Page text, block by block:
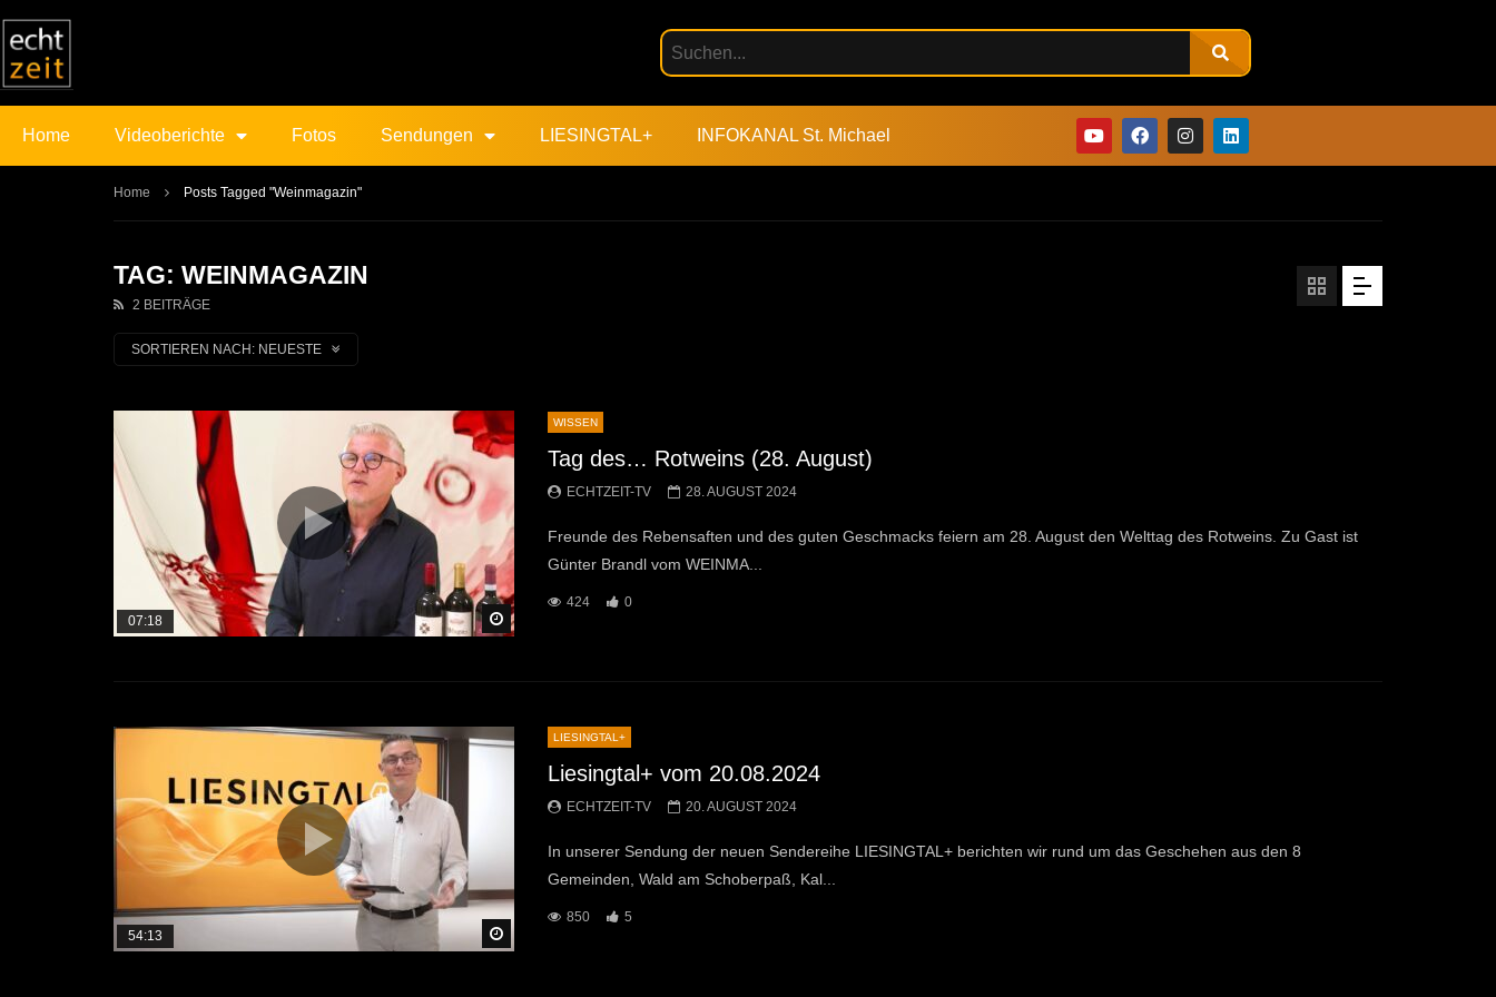
Home Videoberichte Fotos Sendungen LIESINGTAL+ INFOKANAL St. Michael
Home Posts Tagged "Weinmagazin"
TAG: WEINMAGAZIN
2 BEITRÄGE
SORTIEREN NACH: NEUESTE
Später Ansehen
07:18
WISSEN
Tag des… Rotweins (28. August)
ECHTZEIT-TV 28. AUGUST 2024
Freunde des Rebensaften und des guten Geschmacks feiern am 28. August den Welttag des Rotweins. Zu Gast ist
Günter Brandl vom WEINMA...
424 0
54:13
LIESINGTAL+
Liesingtal+ vom 20.08.2024
ECHTZEIT-TV 20. AUGUST 2024
In unserer Sendung der neuen Sendereihe LIESINGTAL+ berichten wir rund um das Geschehen aus den 8
Gemeinden, Wald am Schoberpaß, Kal...
850 5